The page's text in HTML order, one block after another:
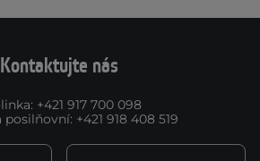
Kontaktujte nás
: +421 917 700 098
posilňovní: +421 918 408 519